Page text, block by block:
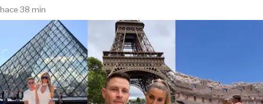
hace 38 min